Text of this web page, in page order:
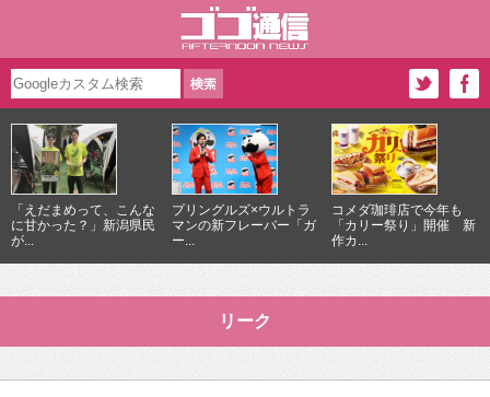
「えだまめって、こんな
に甘かった？」新潟県民
が...
プリングルズ×ウルトラ
マンの新フレーバー「ガ
ー...
コメダ珈琲店で今年も
「カリー祭り」開催 新
作カ...
リーク